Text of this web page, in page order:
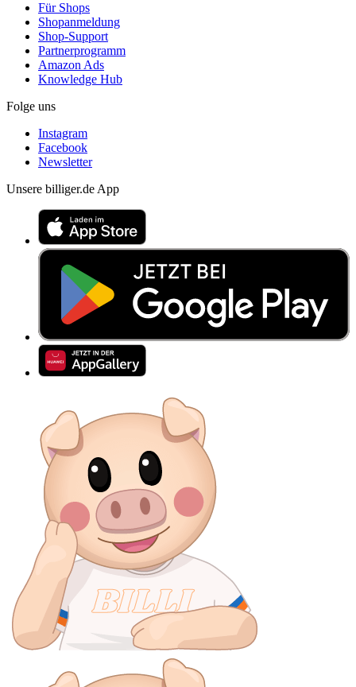
Für Shops
Shopanmeldung
Shop-Support
Partnerprogramm
Amazon Ads
Knowledge Hub
Folge uns
Instagram
Facebook
Newsletter
Unsere billiger.de App